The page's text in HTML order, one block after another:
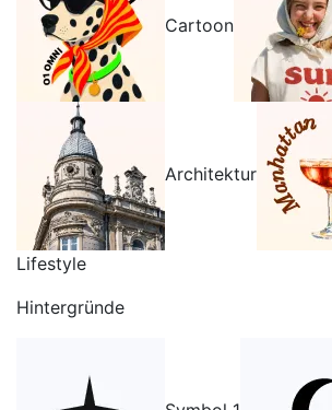
Cartoon
Architektur
Lifestyle
Hintergründe